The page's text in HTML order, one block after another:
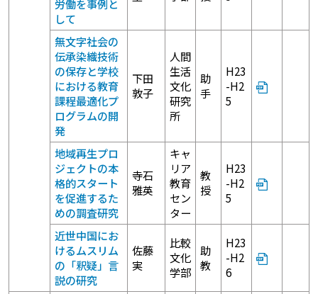
労働を事例と
して
無文字社会の
伝承染織技術
の保存と学校
における教育
課程最適化プ
ログラムの開
発
下田
敦子
人間
生活
文化
研究
所
助
手
H23
-H2
5
地域再生プロ
ジェクトの本
格的スタート
を促進するた
めの調査研究
寺石
雅英
キャ
リア
教育
セン
ター
教
授
H23
-H2
5
近世中国にお
けるムスリム
の「釈疑」言
説の研究
佐藤
実
比較
文化
学部
助
教
H23
-H2
6